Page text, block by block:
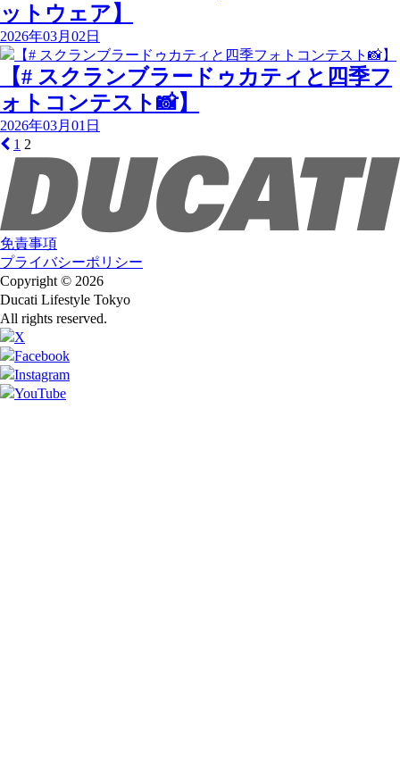
ットウェア】
2026年03月02日
【# スクランブラードゥカティと四季フ
ォトコンテスト📸】
2026年03月01日
1 2
免責事項
プライバシーポリシー
Copyright © 2026
Ducati Lifestyle Tokyo
All rights reserved.